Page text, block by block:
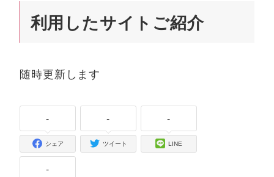
利用したサイトご紹介
随時更新します
-
シェア
-
ツイート
-
LINE
-